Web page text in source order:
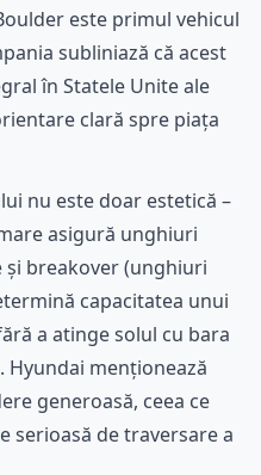
este primul vehicul
subliniază că acest
în Statele Unite ale
clară spre piața
nu este doar estetică –
asigură unghiuri
și breakover (unghiuri
capacitatea unui
a atinge solul cu bara
Hyundai menționează
generoasă, ceea ce
serioasă de traversare a